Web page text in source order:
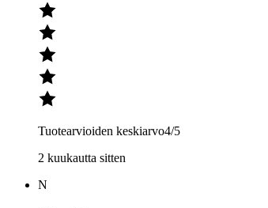
Tuotearvioiden keskiarvo4/5
2 kuukautta sitten
N